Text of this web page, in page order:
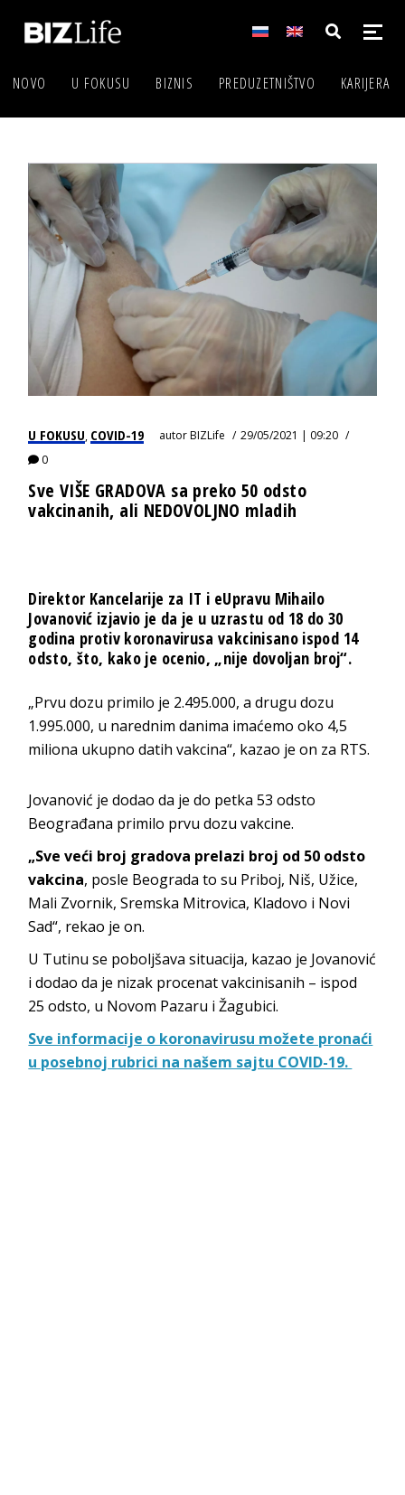
NOVO U FOKUSU BIZNIS PREDUZETNIŠTVO KARIJERA
U FOKUSU, COVID-19 autorBIZLife
29/05/2021 | 09:20
0
Sve VIŠE GRADOVA sa preko 50 odsto
vakcinanih, ali NEDOVOLJNO mladih
Direktor Kancelarije za IT i eUpravu Mihailo
Jovanović izjavio je da je u uzrastu od 18 do 30
godina protiv koronavirusa vakcinisano ispod 14
odsto, što, kako je ocenio, „nije dovoljan broj“.
„Prvu dozu primilo je 2.495.000, a drugu dozu
1.995.000, u narednim danima imaćemo oko 4,5
miliona ukupno datih vakcina“, kazao je on za RTS.
Jovanović je dodao da je do petka 53 odsto
Beograđana primilo prvu dozu vakcine.
„Sve veći broj gradova prelazi broj od 50 odsto
vakcina, posle Beograda to su Priboj, Niš, Užice,
Mali Zvornik, Sremska Mitrovica, Kladovo i Novi
Sad“, rekao je on.
U Tutinu se poboljšava situacija, kazao je Jovanović
i dodao da je nizak procenat vakcinisanih – ispod
25 odsto, u Novom Pazaru i Žagubici.
Sve informacije o koronavirusu možete pronaći
u posebnoj rubrici na našem sajtu COVID-19.